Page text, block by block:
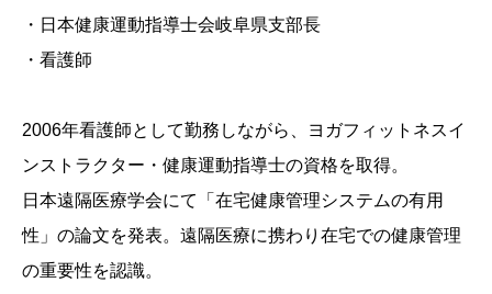
・⽇本健康運動指導⼠会岐⾩県支部長
・看護師
2006年看護師として勤務しながら、ヨガフィットネスイ
ンストラクター・健康運動指導士の資格を取得。
日本遠隔医療学会にて「在宅健康管理システムの有用
性」の論文を発表。遠隔医療に携わり在宅での健康管理
の重要性を認識。